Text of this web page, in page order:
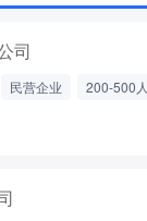
司
民营企业 200-500人